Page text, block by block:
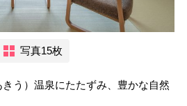
写真15枚
う）温泉にたたずみ、豊かな自然